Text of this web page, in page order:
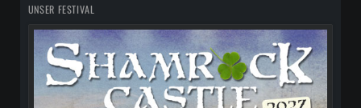
UNSER FESTIVAL